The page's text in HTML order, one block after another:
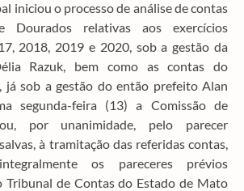
iniciou o processo de análise de contas
Dourados relativas aos exercícios
2018, 2019 e 2020, sob a gestão da
Razuk, bem como as contas do
já sob a gestão do então prefeito Alan
segunda-feira (13) a Comissão de
por unanimidade, pelo parecer
à tramitação das referidas contas,
os pareceres prévios
Tribunal de Contas do Estado de Mato